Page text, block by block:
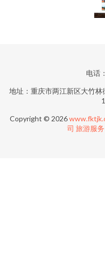
电话
地址：重庆市两江新区大竹
Copyright © 2026
司 旅游服务